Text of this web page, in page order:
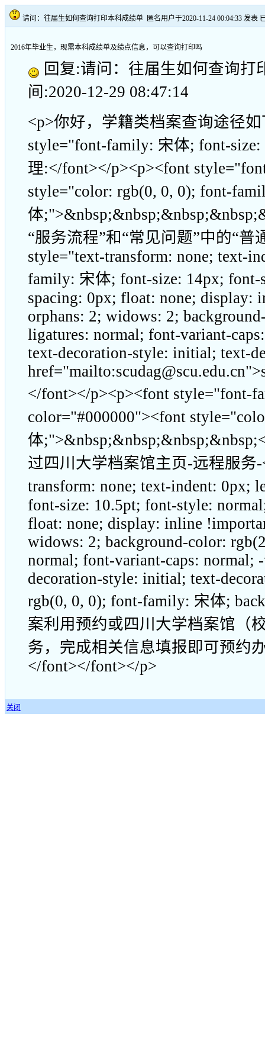
请问：往届生如何查询打印本科成绩单 匿名用户于2020-11-24 00:04:33 发表
2016年毕业生，现需本科成绩单及绩点信息，可以查询打印吗
回复:请问：往届生如何查询
间:2020-12-29 08:47:14
<p>你好，学籍类档案查询途径
style="font-family: 宋体; font-
理:</font></p><p><font
style="color: rgb(0, 0, 0); font-
体
“服务流程”和“常见问题”中的“
style="text-transform: none; text-
family: 宋体; font-size: 14px;
spacing: 0px; float: none; display:
orphans: 2; widows: 2;
ligatures: normal; font-variant-
text-decoration-style: initial; text-
</font></p><p><font style="font-
color="#000000"><font
体
过四川大学档案馆主页-远程服务-
transform: none; text-indent: 0px;
font-size: 10.5pt; font-style:
float: none; display: inline
widows: 2; background-color:
normal; font-variant-caps:
decoration-style: initial; text-
rgb(0, 0, 0); font-family: 宋体;
案利用预约或四川大学档案馆（
务，完成相关信息填报即可预约
</font></font></p>
关闭